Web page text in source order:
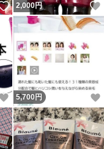
いいね！
2,000円
いいね！
5,700 円